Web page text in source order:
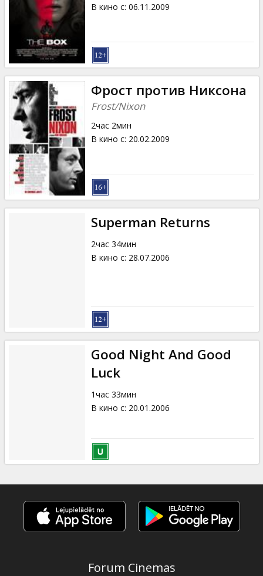
В кино с: 06.11.2009
Фрост против Никсона
Frost/Nixon
2час 2мин
В кино с: 20.02.2009
Superman Returns
2час 34мин
В кино с: 28.07.2006
Good Night And Good
Luck
1час 33мин
В кино с: 20.01.2006
Forum Cinemas